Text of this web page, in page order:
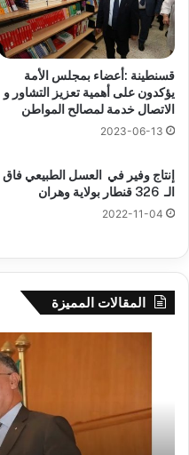
قسنطينة :أعضاء بمجلس الأمة
يؤكدون على أهمية تعزيز التشاور و
الاتصال خدمة لمصالح المواطن
2023-06-13
إنتاج وفير في العسل الطبيعي فاق
الـ 326 قنطار بولاية وهران
2022-11-04
المقالات المميزة
لدراسة